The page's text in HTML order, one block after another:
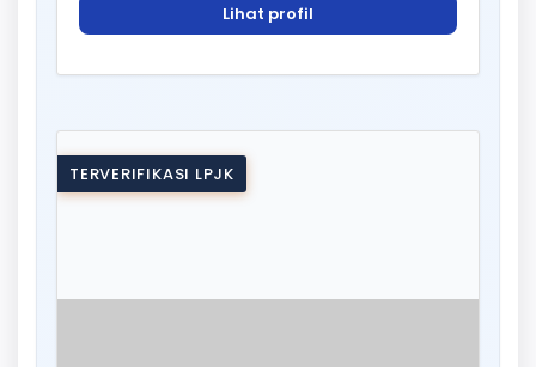
Lihat profil
TERVERIFIKASI LPJK